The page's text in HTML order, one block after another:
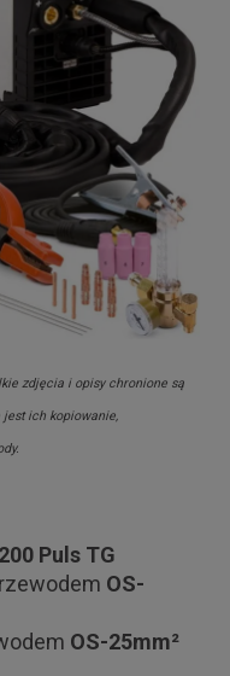
zdjęcia i opisy chronione są
ich kopiowanie,
Puls TG
OS-
OS-25mm²